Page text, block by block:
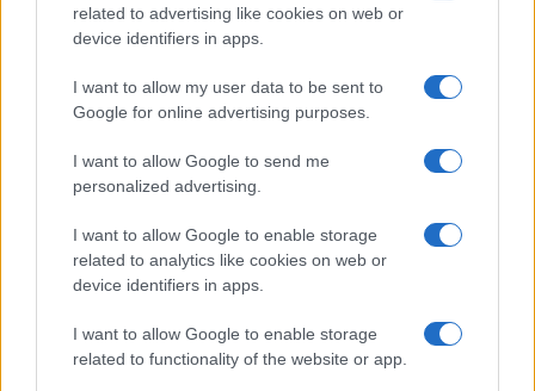
related to advertising like cookies on web or
device identifiers in apps.
I want to allow my user data to be sent to
Google for online advertising purposes.
I want to allow Google to send me
personalized advertising.
I want to allow Google to enable storage
related to analytics like cookies on web or
device identifiers in apps.
I want to allow Google to enable storage
related to functionality of the website or app.
Guida al caldo per gravidanza e infanzia: prevenire
disidratazione e colpi di calore
MATERNITÀ E GRAVIDANZA